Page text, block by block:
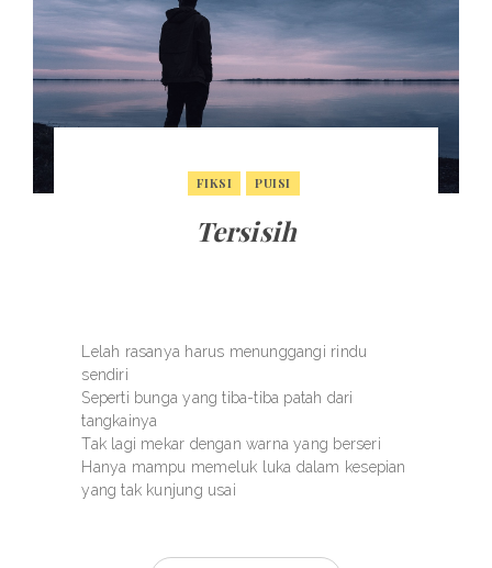
FIKSI PUISI
Tersisih
Lelah rasanya harus menunggangi rindu
sendiri
Seperti bunga yang tiba-tiba patah dari
tangkainya
Tak lagi mekar dengan warna yang berseri
Hanya mampu memeluk luka dalam kesepian
yang tak kunjung usai